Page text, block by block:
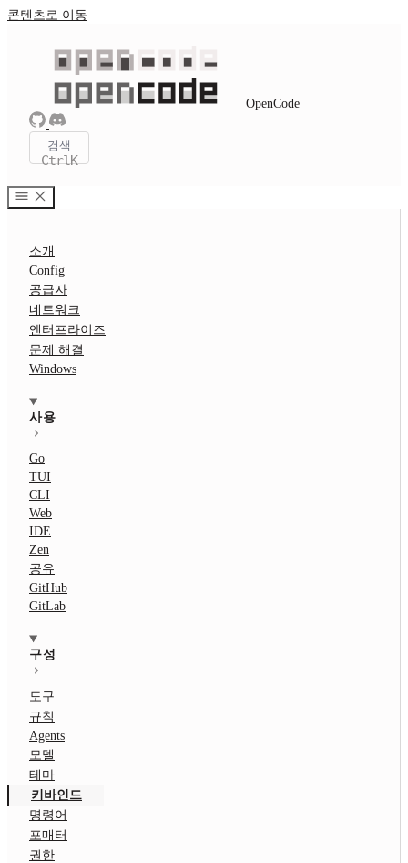
콘텐츠로 이동
OpenCode
검색
CtrlK
소개
Config
공급자
네트워크
엔터프라이즈
문제 해결
Windows
사용
Go
TUI
CLI
Web
IDE
Zen
공유
GitHub
GitLab
구성
도구
규칙
Agents
모델
테마
키바인드
명령어
포매터
권한